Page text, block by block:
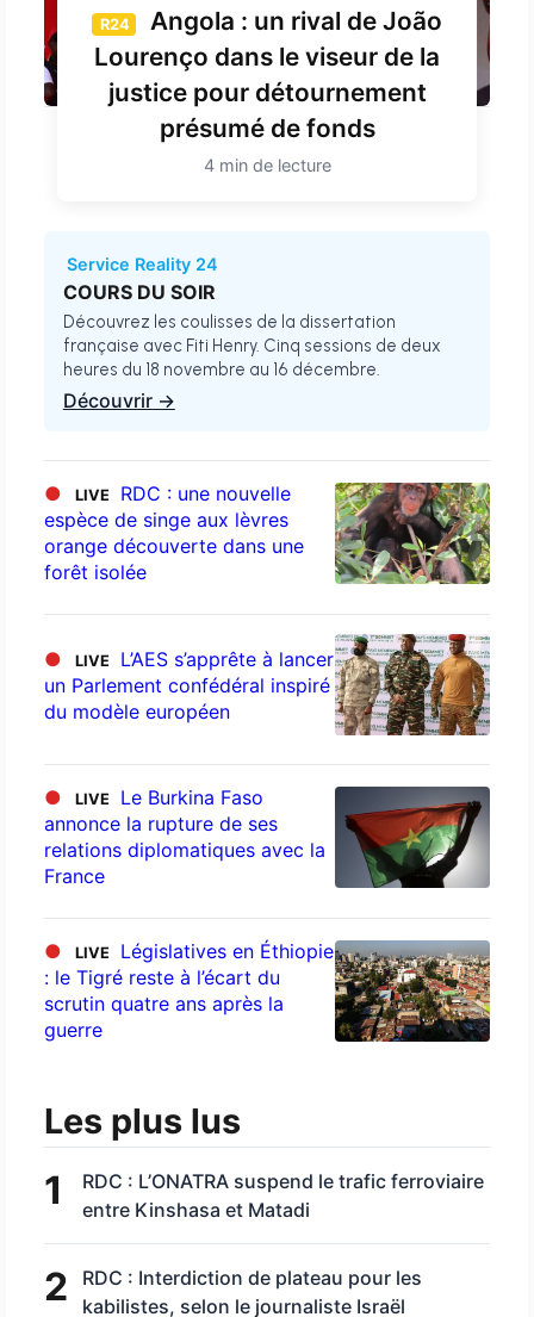
R24
Angola : un rival de João
Lourenço dans le viseur de la
justice pour détournement
présumé de fonds
4 min de lecture
Service Reality 24
COURS DU SOIR
Découvrez les coulisses de la dissertation
française avec Fiti Henry. Cinq sessions de deux
heures du 18 novembre au 16 décembre.
Découvrir →
● LIVE
RDC : une nouvelle
espèce de singe aux lèvres
orange découverte dans une
forêt isolée
● LIVE
L’AES s’apprête à lancer
un Parlement confédéral inspiré
du modèle européen
● LIVE
Le Burkina Faso
annonce la rupture de ses
relations diplomatiques avec la
France
● LIVE
Législatives en Éthiopie
: le Tigré reste à l’écart du
scrutin quatre ans après la
guerre
Les plus lus
1
RDC : L’ONATRA suspend le trafic ferroviaire
entre Kinshasa et Matadi
2
RDC : Interdiction de plateau pour les
kabilistes, selon le journaliste Israël